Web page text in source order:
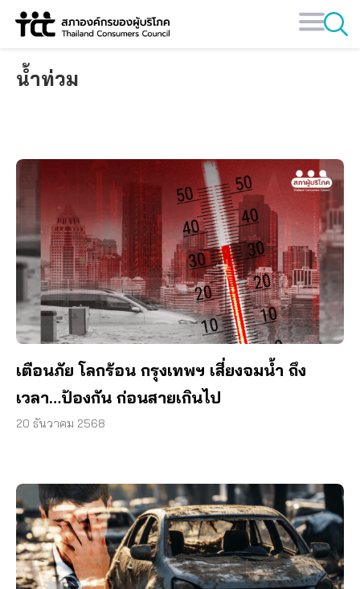
Skip
น้ำท่วม
เตือนภัย โลกร้อน กรุงเทพฯ เสี่ยงจมน้ำ ถึง
เวลา…ป้องกัน ก่อนสายเกินไป
20 ธันวาคม 2568